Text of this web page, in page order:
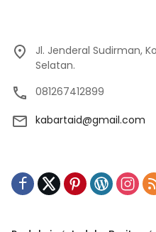
Jl. Jenderal Sudirman,
Selatan.
081267412899
kabartaid@gmail.com